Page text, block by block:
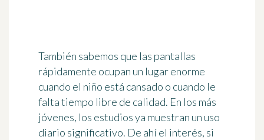
También sabemos que las pantallas
rápidamente ocupan un lugar enorme
cuando el niño está cansado o cuando le
falta tiempo libre de calidad. En los más
jóvenes, los estudios ya muestran un uso
diario significativo. De ahí el interés, si